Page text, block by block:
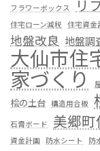
フラワーボックス
リ
住宅ローン減税 住宅資金
地盤改良 地盤調
大仙市住
家づくり
桧の土台 構造用合板
石膏ボード
美郷町
資金計画
防水シート 防